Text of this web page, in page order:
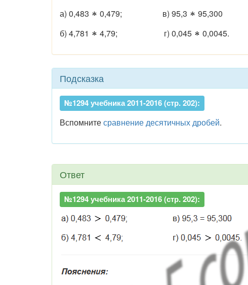
а) 0,483
0,479; в) 95,3
95,300
б) 4,781
4,79; г) 0,045 0,0045.
Подсказка
№1294 учебника 2011-2016 (стр. 202):
Вспомнитесравнение десятичных дробей.
Ответ
№1294 учебника 2011-2016 (стр. 202):